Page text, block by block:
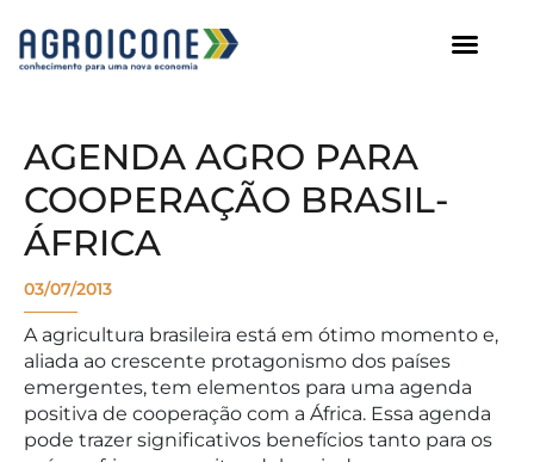
AGENDA AGRO PARA
COOPERAÇÃO BRASIL-
ÁFRICA
03/07/2013
A agricultura brasileira está em ótimo momento e,
aliada ao crescente protagonismo dos países
emergentes, tem elementos para uma agenda
positiva de cooperação com a África. Essa agenda
pode trazer significativos benefícios tanto para os